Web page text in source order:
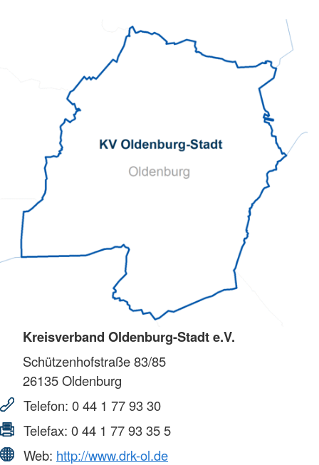
Kreisverband Oldenburg-Stadt e.V.
Schützenhofstraße 83/85
26135Oldenburg
Telefon: 0 44 1 77 93 30
Telefax: 0 44 1 77 93 35 5
Web: http://www.drk-ol.de